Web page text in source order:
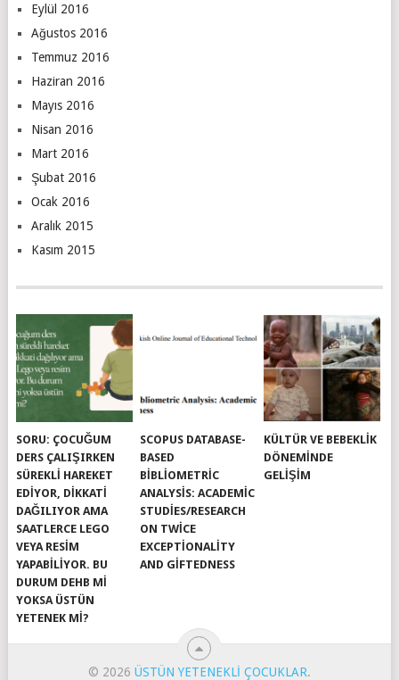
Eylül 2016
Ağustos 2016
Temmuz 2016
Haziran 2016
Mayıs 2016
Nisan 2016
Mart 2016
Şubat 2016
Ocak 2016
Aralık 2015
Kasım 2015
SORU: ÇOCUĞUM
DERS ÇALIŞIRKEN
SÜREKLI HAREKET
EDIYOR, DIKKATI
DAĞILIYOR AMA
SAATLERCE LEGO
VEYA RESIM
YAPABILIYOR. BU
DURUM DEHB MI
YOKSA ÜSTÜN
YETENEK MI?
SCOPUS DATABASE-
BASED
BIBLIOMETRIC
ANALYSIS: ACADEMIC
STUDIES/RESEARCH
ON TWICE
EXCEPTIONALITY
AND GIFTEDNESS
KÜLTÜR VE BEBEKLIK
DÖNEMINDE
GELIŞIM
© 2026 ÜSTÜN YETENEKLI ÇOCUKLAR.